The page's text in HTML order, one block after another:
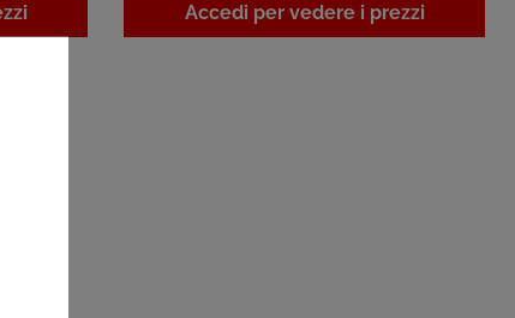
Accedi per vedere i prezzi